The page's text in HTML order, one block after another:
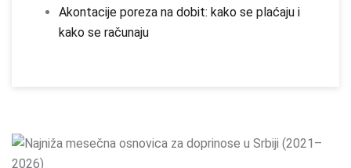
Akontacije poreza na dobit: kako se plaćaju i
kako se računaju